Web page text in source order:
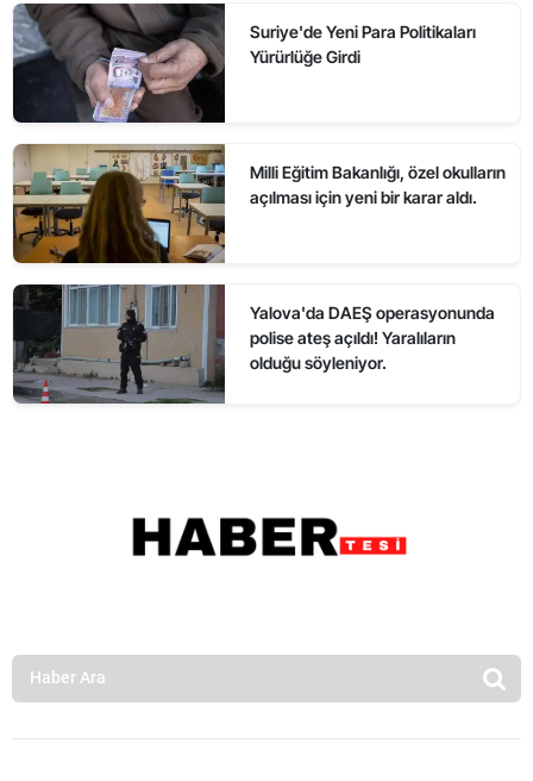
Suriye'de Yeni Para Politikaları
Yürürlüğe Girdi
Milli Eğitim Bakanlığı, özel okulların
açılması için yeni bir karar aldı.
Yalova'da DAEŞ operasyonunda
polise ateş açıldı! Yaralıların
olduğu söyleniyor.